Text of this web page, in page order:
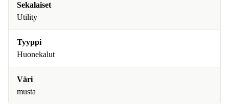
Sekalaiset
Utility
Tyyppi
Huonekalut
Väri
musta